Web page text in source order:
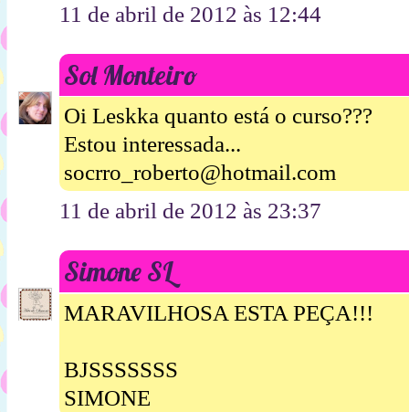
11 de abril de 2012 às 12:44
Sol Monteiro
Oi Leskka quanto está o curso???
Estou interessada...
socrro_roberto@hotmail.com
11 de abril de 2012 às 23:37
Simone SL
MARAVILHOSA ESTA PEÇA!!!
BJSSSSSSS
SIMONE